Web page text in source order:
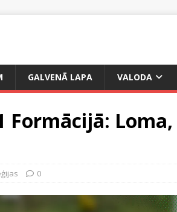
GALVENĀ LAPA VALODA
Formācijā: Loma,
0